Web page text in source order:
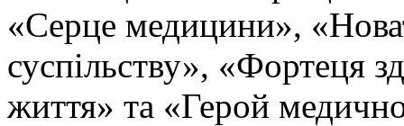
«Серце медицини»,
суспільству», «Фортеця
життя» та «Герой